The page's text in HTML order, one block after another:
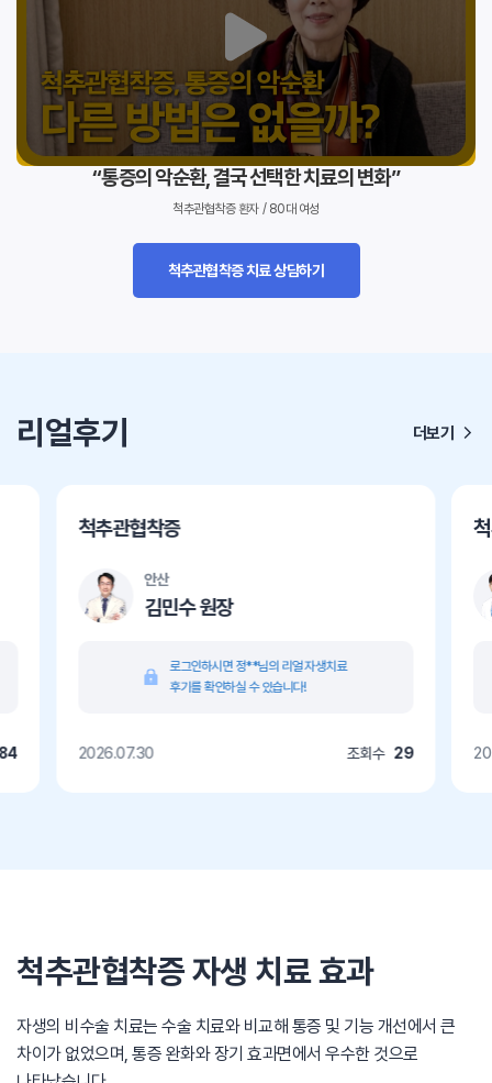
“통증의 악순환, 결국 선택한 치료의 변화”
척추관협착증 환자 / 80대 여성
척추관협착증 치료 상담하기
리얼후기 더보기
척추관협착증
안산
김민수 원장
로그인하시면 정**님의 리얼 자생치료
후기를 확인하실 수 있습니다!
2026.07.30 조회수 29
척추관협착증 자생 치료 효과
자생의 비수술 치료는 수술 치료와 비교해 통증 및 기능 개선에서 큰
차이가 없었으며, 통증 완화와 장기 효과면에서 우수한 것으로